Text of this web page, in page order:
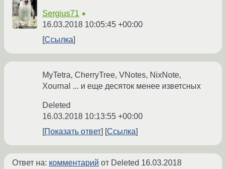
Sergius71 ★
16.03.2018 10:05:45 +00:00
Ссылка
MyTetra, CherryTree, VNotes, NixNote,
Xournal ... и еще десяток менее изветсных
Deleted
16.03.2018 10:13:55 +00:00
Показать ответ
Ссылка
Ответ на: комментарий от Deleted 16.03.2018